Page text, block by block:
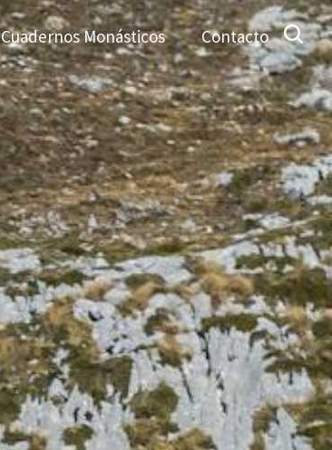
Cuadernos Monásticos Contacto